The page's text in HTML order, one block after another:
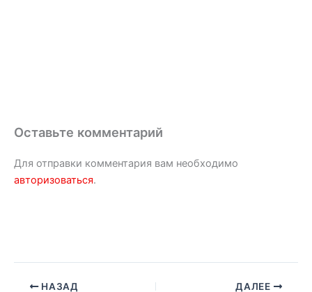
Оставьте комментарий
Для отправки комментария вам необходимо
авторизоваться.
НАЗАД ДАЛЕЕ